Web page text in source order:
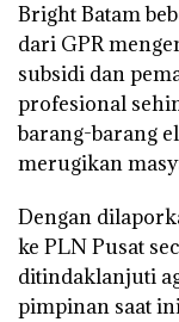
Bright Batam
dari GPR
subsidi dan
profesional
barang-barang
merugikan
Dengan
ke PLN Pusat
ditindaklanjuti
pimpinan saat